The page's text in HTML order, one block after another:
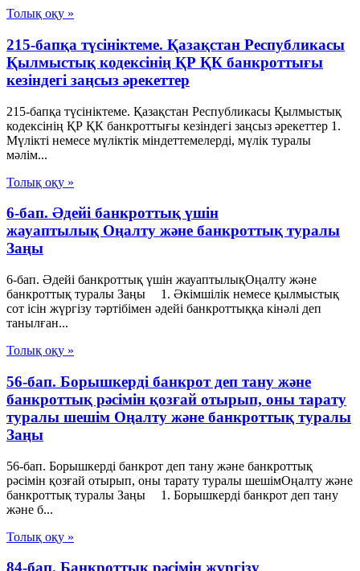
Толық оқу »
215-бапқа түсініктеме. Қазақстан Республикасы
Қылмыстық кодексінің ҚР ҚК банкроттығы
кезіндегі заңсыз әрекеттер
215-бапқа түсініктеме. Қазақстан Республикасы Қылмыстық
кодексінің ҚР ҚК банкроттығы кезіндегі заңсыз әрекеттер 1.
Мүлікті немесе мүліктік міндеттемелерді, мүлік туралы
мәлім...
Толық оқу »
6-бап. Әдейі банкроттық үшін
жауаптылық Оңалту және банкроттық туралы
Заңы
6-бап. Әдейі банкроттық үшін жауаптылықОңалту және
банкроттық туралы Заңы 1. Әкімшілік немесе қылмыстық
сот ісін жүргізу тәртібімен әдейі банкроттыққа кінәлі деп
танылған...
Толық оқу »
56-бап. Борышкердi банкрот деп тану және
банкроттық рәсімін қозғай отырып, оны тарату
туралы шешiм Оңалту және банкроттық туралы
Заңы
56-бап. Борышкердi банкрот деп тану және банкроттық
рәсімін қозғай отырып, оны тарату туралы шешiмОңалту және
банкроттық туралы Заңы 1. Борышкерді банкрот деп тану
және б...
Толық оқу »
84-бап. Банкроттық рәсімін жүргізу